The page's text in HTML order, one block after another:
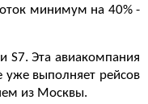
минимум на 40% -
S7. Эта авиакомпания
уже выполняет рейсов
из Москвы.